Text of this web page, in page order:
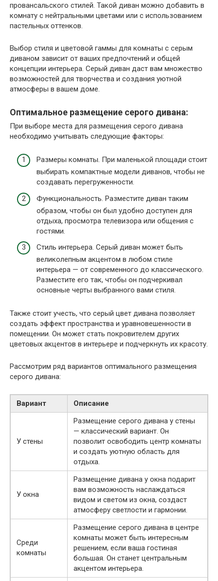
провансальского стилей. Такой диван можно добавить в
комнату с нейтральными цветами или с использованием
пастельных оттенков.
Выбор стиля и цветовой гаммы для комнаты с серым
диваном зависит от ваших предпочтений и общей
концепции интерьера. Серый диван даст вам множество
возможностей для творчества и создания уютной
атмосферы в вашем доме.
Оптимальное размещение серого дивана:
При выборе места для размещения серого дивана
необходимо учитывать следующие факторы:
Размеры комнаты. При маленькой площади стоит
выбирать компактные модели диванов, чтобы не
создавать перегруженности.
Функциональность. Разместите диван таким
образом, чтобы он был удобно доступен для
отдыха, просмотра телевизора или общения с
гостями.
Стиль интерьера. Серый диван может быть
великолепным акцентом в любом стиле
интерьера — от современного до классического.
Разместите его так, чтобы он подчеркивал
основные черты выбранного вами стиля.
Также стоит учесть, что серый цвет дивана позволяет
создать эффект пространства и уравновешенности в
помещении. Он может стать покровителем других
цветовых акцентов в интерьере и подчеркнуть их красоту.
Рассмотрим ряд вариантов оптимального размещения
серого дивана:
Вариант Описание
У стены
Размещение серого дивана у стены
— классический вариант. Он
позволит освободить центр комнаты
и создать уютную область для
отдыха.
У окна
Размещение дивана у окна подарит
вам возможность наслаждаться
видом и светом из окна, создаст
атмосферу светлости и гармонии.
Среди
комнаты
Размещение серого дивана в центре
комнаты может быть интересным
решением, если ваша гостиная
большая. Он станет центральным
акцентом интерьера.